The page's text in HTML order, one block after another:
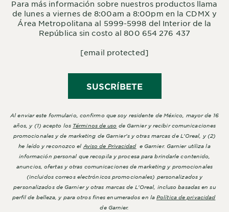
Para más información sobre nuestros productos llama
de lunes a viernes de 8:00am a 8:00pm en la CDMX y
Área Metropolitana al 5999-5998 del Interior de la
República sin costo al 800 654 276 437
[email protected]
SUSCRÍBETE
Al enviar este formulario, confirmo que soy residente de México, mayor de 16
años, y (1) acepto los Términos de uso de Garnier y recibir comunicaciones
promocionales y de marketing de Garnier's y otras marcas de L'Oreal, y (2)
he leído y reconozco el Aviso de Privacidade Garnier. Garnier utiliza la
información personal que recopila y procesa para brindarle contenido,
anuncios, ofertas y otras comunicaciones de marketing y promocionales
(incluidos correos electrónicos promocionales) personalizados y
personalizados de Garnier y otras marcas de L'Oreal, incluso basadas en su
perfil de belleza, y para otros fines enumerados en laPolítica de privacidad
de Garnier.